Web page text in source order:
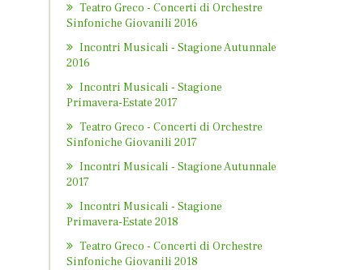
Teatro Greco - Concerti di Orchestre
Sinfoniche Giovanili 2016
Incontri Musicali - Stagione Autunnale
2016
Incontri Musicali - Stagione
Primavera-Estate 2017
Teatro Greco - Concerti di Orchestre
Sinfoniche Giovanili 2017
Incontri Musicali - Stagione Autunnale
2017
Incontri Musicali - Stagione
Primavera-Estate 2018
Teatro Greco - Concerti di Orchestre
Sinfoniche Giovanili 2018